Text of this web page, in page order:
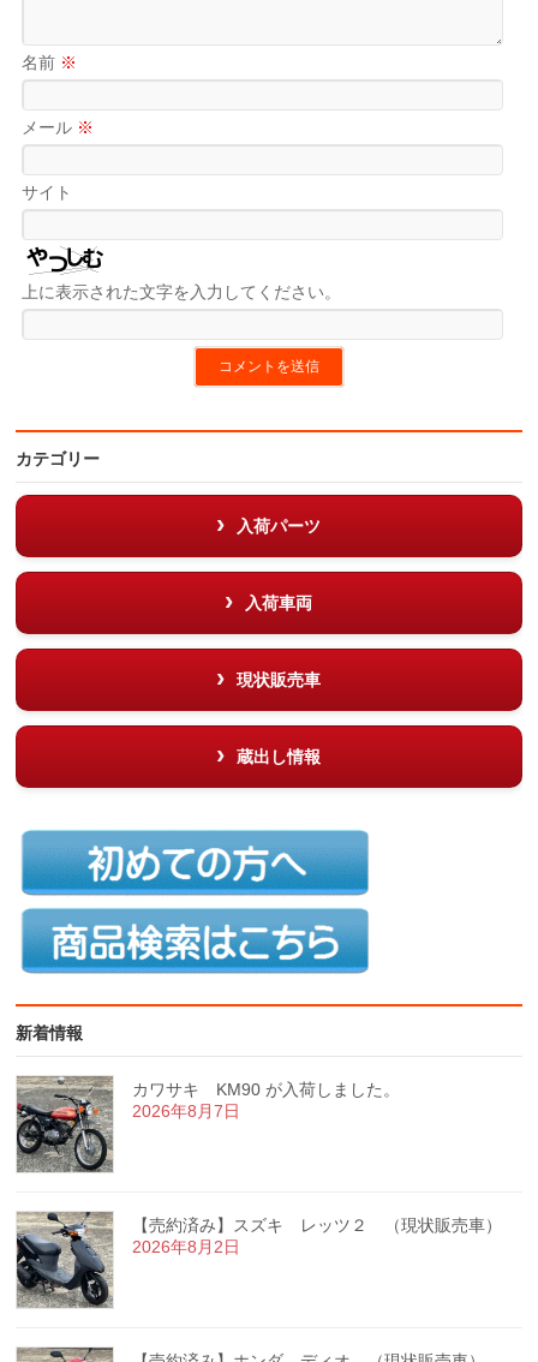
名前 ※
メール ※
サイト
上に表示された文字を入力してください。
カテゴリー
入荷パーツ
入荷車両
現状販売車
蔵出し情報
新着情報
カワサキ KM90 が入荷しました。
2026年8月7日
【売約済み】スズキ レッツ２ （現状販売車）
2026年8月2日